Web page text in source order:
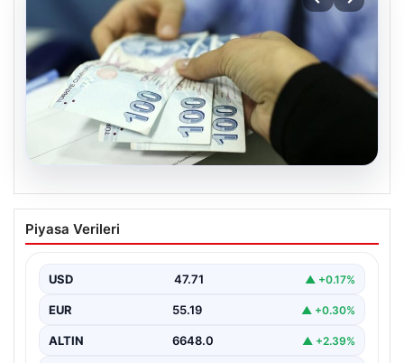
06.08.2026
Nisan 2026 Doğum Yardımı Ödemeleri
Hesaplara Yatırıldı: Bakan Göktaş’tan
Nisan ayı doğum yardımı ödemeleri, ihtiyaç sahibi aileler
Piyasa Verileri
USD 47.71 ▲ +0.17%
EUR 55.19 ▲ +0.30%
ALTIN 6648.0 ▲ +2.39%